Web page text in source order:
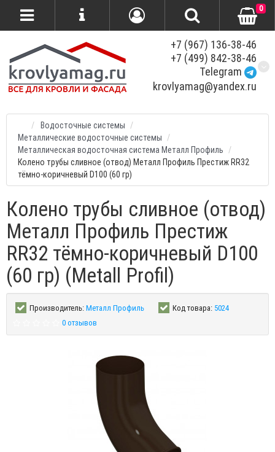
+7 (967) 136-38-46
+7 (499) 842-38-46
Telegram
krovlyamag@yandex.ru
0
Водосточные системы
Металлические водосточные системы
Металлическая водосточная система Металл Профиль
Колено трубы сливное (отвод) Металл Профиль Престиж RR32
тёмно-коричневый D100 (60 гр)
Колено трубы сливное (отвод)
Металл Профиль Престиж
RR32 тёмно-коричневый D100
(60 гр) (Metall Profil)
Производитель:Металл Профиль Код товара: 5024
0 отзывов